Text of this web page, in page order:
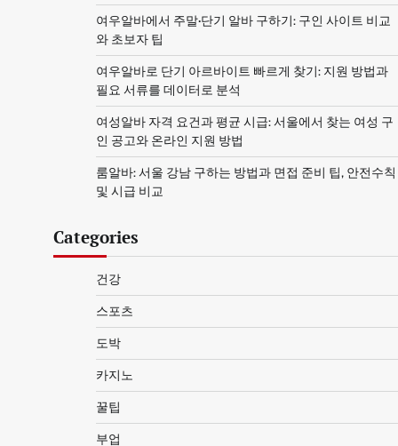
여우알바에서 주말·단기 알바 구하기: 구인 사이트 비교
와 초보자 팁
여우알바로 단기 아르바이트 빠르게 찾기: 지원 방법과
필요 서류를 데이터로 분석
여성알바 자격 요건과 평균 시급: 서울에서 찾는 여성 구
인 공고와 온라인 지원 방법
룸알바: 서울 강남 구하는 방법과 면접 준비 팁, 안전수칙
및 시급 비교
Categories
건강
스포츠
도박
카지노
꿀팁
부업